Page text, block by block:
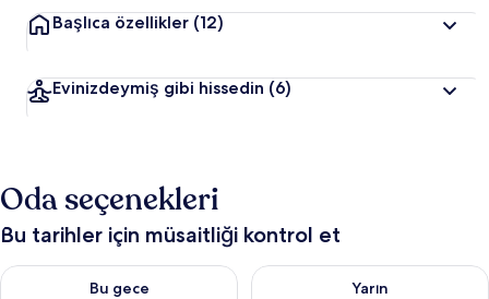
Başlıca özellikler (12)
Evinizdeymiş gibi hissedin (6)
Oda seçenekleri
Bu tarihler için müsaitliği kontrol et
Bu gece
Bu gece için müsaitliği kontrol et Ağu 6 - Ağu 7
Yarın
Yarın için müsaitliği kontrol